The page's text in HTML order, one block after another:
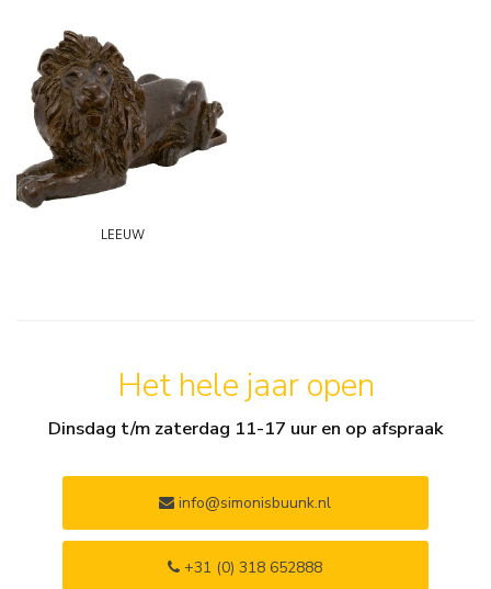
leeuw
Het hele jaar open
Dinsdag t/m zaterdag 11-17 uur en op afspraak
info@simonisbuunk.nl
+31 (0) 318 652888